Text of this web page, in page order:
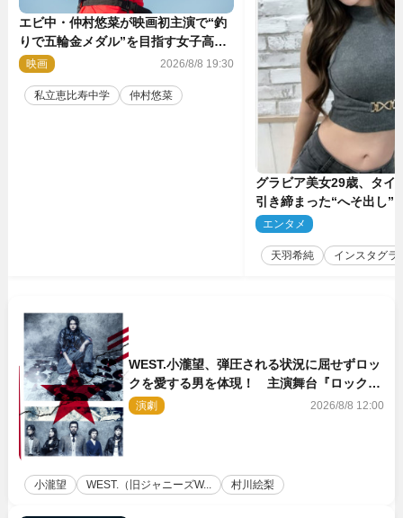
エビ中・仲村悠菜が映画初主演で“釣
りで五輪金メダル”を目指す女子高生
に！ 映画『つりこまち』今秋公開
映画 2026/8/8 19:30
私立恵比寿中学 仲村悠菜
グラビア美女29歳、タイ
引き締まった“へそ出し”
「可愛い過ぎる」
エンタメ
天羽希純 インスタグラ
WEST.小瀧望、弾圧される状況に屈せずロッ
クを愛する男を体現！ 主演舞台『ロックン
ロール』ビジュアル解禁
演劇 2026/8/8 12:00
小瀧望 WEST.（旧ジャニーズW... 村川絵梨